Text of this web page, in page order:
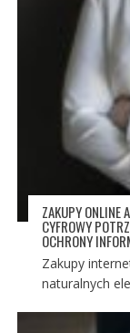
ZAKUPY ONLINE
CYFROWY
OCHRONY
Zakupy
naturalnych